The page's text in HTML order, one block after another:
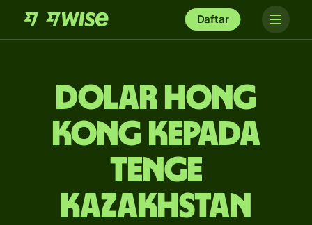
Daftar
dolar Hong
Kong kepada
tenge
Kazakhstan